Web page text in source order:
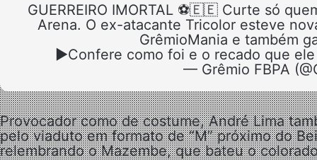
GUERREIRO IMORTAL ⚽️🇪🇪 Curte só
Arena. O ex-atacante Tricolor esteve
GrêmioMania e também
▶️Confere como foi e o recado que
— Grêmio FBPA
Provocador como de costume, André Lima
pelo viaduto em formato de “M” próximo do
relembrando o Mazembe, que bateu o